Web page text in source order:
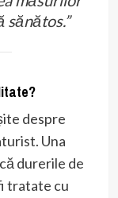
despre
Una
durerile de
tratate cu